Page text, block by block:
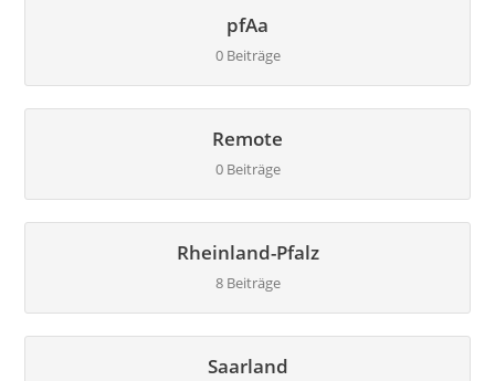
pfAa
0 Beiträge
Remote
0 Beiträge
Rheinland-Pfalz
8 Beiträge
Saarland